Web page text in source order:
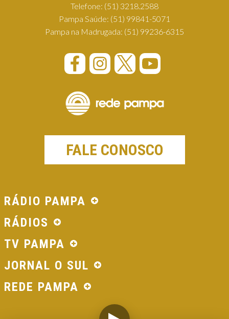
Telefone: (51) 3218.2588
Pampa Saúde: (51) 99841-5071
Pampa na Madrugada: (51) 99236-6315
FALE CONOSCO
RÁDIO PAMPA
RÁDIOS
TV PAMPA
JORNAL O SUL
REDE PAMPA